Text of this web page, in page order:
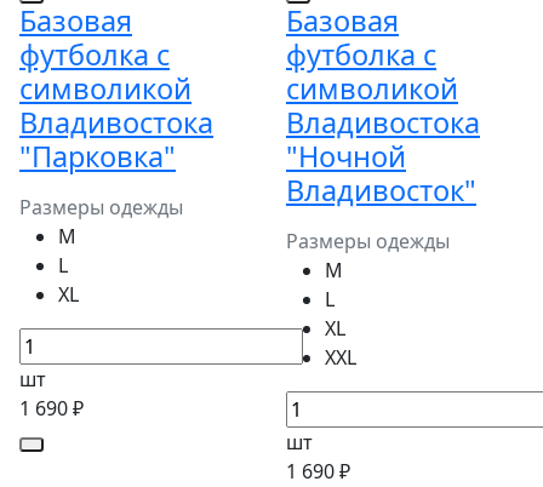
Базовая
футболка с
символикой
Владивостока
"Парковка"
Размеры одежды
M
L
XL
шт
1 690 ₽
Базовая
футболка с
символикой
Владивостока
"Ночной
Владивосток"
Размеры одежды
M
L
XL
XXL
шт
1 690 ₽